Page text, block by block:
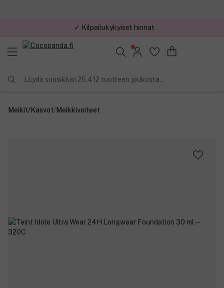
✓ Kilpailukykyiset hinnat
Löydä suosikkisi 25.412 tuotteen joukosta..
Meikit/Kasvot/Meikkivoiteet